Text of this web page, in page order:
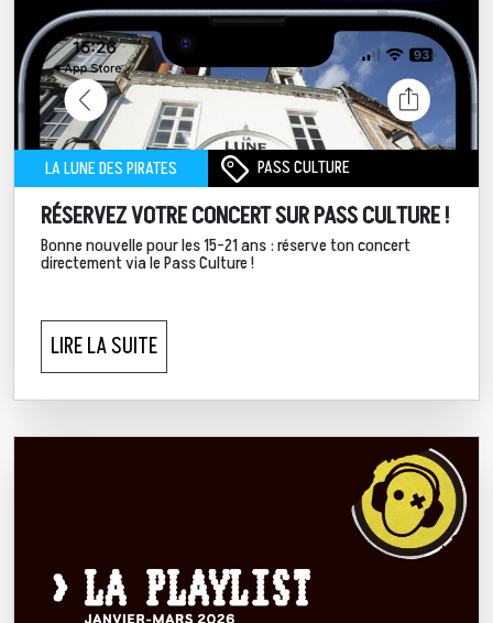
LA LUNE DES PIRATES PASS CULTURE
RÉSERVEZ VOTRE CONCERT SUR PASS CULTURE !
Bonne nouvelle pour les 15-21 ans : réserve ton concert
directement via le Pass Culture !
LIRE LA SUITE